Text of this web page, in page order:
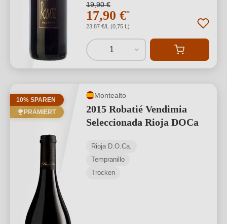
19,90 €
17,90 €*
23,87 €/L (0,75 L)
1
10% SPAREN
PRÄMIERT
Montealto
2015 Robatié Vendimia
Seleccionada Rioja DOCa
Rioja D.O.Ca.
Tempranillo
Trocken